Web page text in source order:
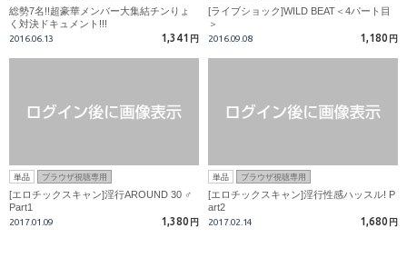
総勢7名!!超豪華メンバー大集結チンりょ
く対決ドキュメント!!!
2016.06.13 1,341 円
[ライブショック]WILD BEAT＜4パート目
＞
2016.09.08 1,180 円
単品 ブラウザ視聴専用
[エロチックスキャン]淫行AROUND 30 ♂
Part1
2017.01.09 1,380 円
単品 ブラウザ視聴専用
[エロチックスキャン]淫行性感ハッスル! P
art2
2017.02.14 1,680 円